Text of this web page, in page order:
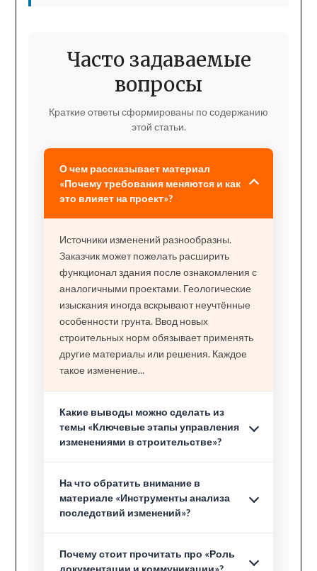
Часто задаваемые
вопросы
Краткие ответы сформированы по содержанию
этой статьи.
О чем рассказывает материал
«Почему требования меняются и как
это влияет на проект»?
Источники изменений разнообразны.
Заказчик может пожелать расширить
функционал здания после ознакомления с
аналогичными проектами. Геологические
изыскания иногда вскрывают неучтённые
особенности грунта. Ввод новых
строительных норм обязывает применять
другие материалы или решения. Каждое
такое изменение...
Какие выводы можно сделать из
темы «Ключевые этапы управления
изменениями в строительстве»?
На что обратить внимание в
материале «Инструменты анализа
последствий изменений»?
Почему стоит прочитать про «Роль